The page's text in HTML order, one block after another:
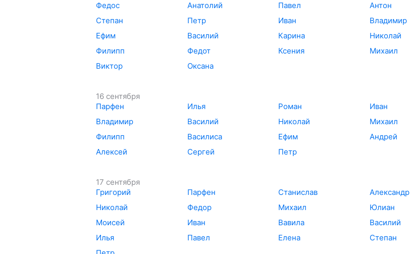
Федос
Анатолий Павел
Антон
Степан
Петр Иван
Владимир
Ефим
Василий Карина
Николай
Филипп
Федот Ксения
Михаил
Виктор
Оксана
16 сентября
Парфен
Илья Роман
Иван
Владимир
Василий Николай
Михаил
Филипп
Василиса Ефим
Андрей
Алексей
Сергей Петр
17 сентября
Григорий
Парфен Станислав
Александр
Николай
Федор Михаил
Юлиан
Моисей
Иван Вавила
Василий
Илья
Павел Елена
Степан